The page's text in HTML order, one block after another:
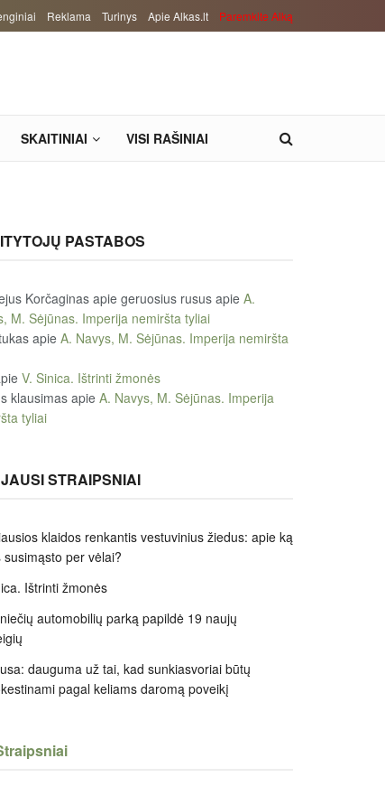
Reklama Turinys Apie Alkas.lt Paremkite Alką
SKAITINIAI VISI RAŠINIAI
PASTABOS
Korčaginas apie geruosius rususapie A.
M. Sėjūnas. Imperija nemiršta tyliai
apie A. Navys, M. Sėjūnas. Imperija nemiršta
V. Sinica. Ištrinti žmonės
klausimasapie A. Navys, M. Sėjūnas. Imperija
tyliai
STRAIPSNIAI
klaidos renkantis vestuvinius žiedus: apie ką
susimąsto per vėlai?
Ištrinti žmonės
automobilių parką papildė 19 naujų
dauguma už tai, kad sunkiasvoriai būtų
pagal keliams daromą poveikį